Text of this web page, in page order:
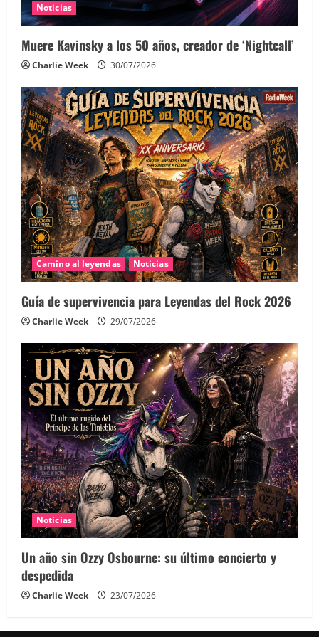
Noticias
Muere Kavinsky a los 50 años, creador de ‘Nightcall’
Charlie Week 30/07/2026
Camino al leyendas Noticias
Guía de supervivencia para Leyendas del Rock 2026
Charlie Week 29/07/2026
Noticias
Un año sin Ozzy Osbourne: su último concierto y
despedida
Charlie Week 23/07/2026